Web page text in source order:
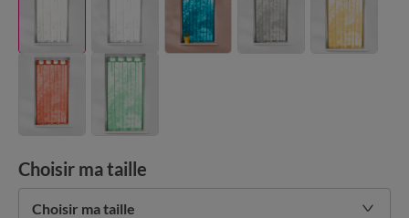
Choisir ma taille
Choisir ma taille